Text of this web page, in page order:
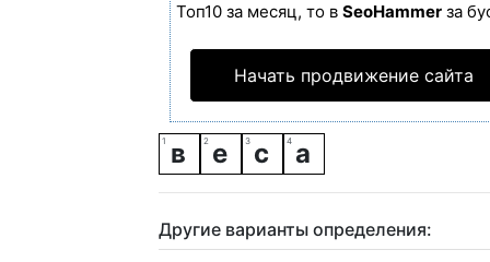
Топ10 за месяц, то в SeoHammer за
Начать продвижение сайта
в е с а
Другие варианты определения: